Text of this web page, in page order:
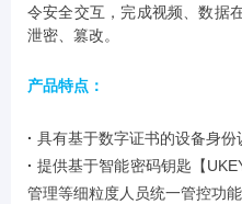
令安全交互，完成视频、数据
泄密、篡改。
产品特点：
· 具有基于数字证书的设备身份
·提供基于智能密码钥匙【
管理等细粒度人员统一管控功能